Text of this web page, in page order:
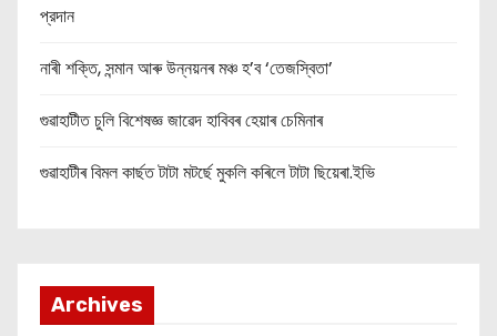
প্রদান
নাৰী শক্তি, সন্মান আৰু উন্নয়নৰ মঞ্চ হ’ব ‘তেজস্বিতা’
গুৱাহাটীত চুলি বিশেষজ্ঞ জাৱেদ হাবিবৰ হেয়াৰ চেমিনাৰ
গুৱাহাটীৰ বিমল কাৰ্ছত টাটা মটৰ্ছে মুকলি কৰিলে টাটা ছিয়েৰা.ইভি
Archives